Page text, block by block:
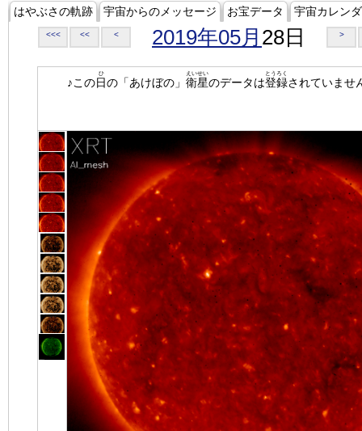
はやぶさの軌跡 宇宙からのメッセージ お宝データ 宇宙カレン
<<< << < 2019年05月 28日 >
♪この日
ひ
の「あけぼの」 衛星
えいせい
のデータは登録
とうろく
されていませ